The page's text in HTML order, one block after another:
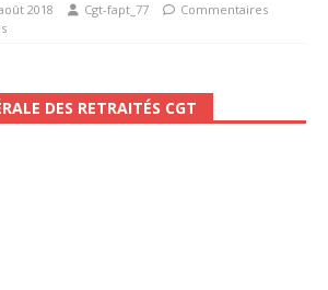
2018 Cgt-fapt_77
Commentaires
DES RETRAITÉS CGT